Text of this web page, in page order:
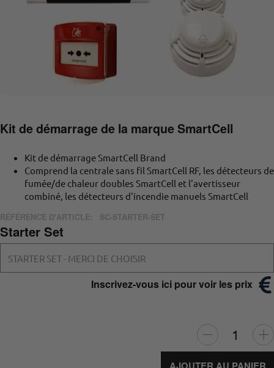
Kit de démarrage de la marque SmartCell
Kit de démarrage SmartCell Brand
Comprend la centrale sans fil SmartCell RF, les détecteurs de
fumée/de chaleur doubles SmartCell et l'avertisseur
combiné, les détecteurs d'incendie manuels SmartCell
RÉFÉRENCE D'ARTICLE: SC-STARTER-SET
Starter Set
STARTER SET - MERCI DE CHOISIR
Inscrivez-vous ici pour voir les prix